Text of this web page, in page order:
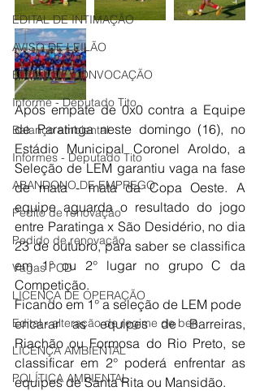
EDITAL DE INTIMAÇÃO
AVISO DE LEILÃO
EDITAL DE CONVOCAÇÃO
Informe - Deputado Tito
Balanço ambiental
Informes - Deputado Tito
ABANDONO DE EMPREGO
Pedito de renovação
Pedido de renovação
Vagas PCD
LICENÇA DE OPERAÇÃO
Edital - alteração de regime de ben
LICENÇA AMBIENTAL
POLÍTICA AMBIENTAL
Após empate de 0x0 contra a Equipe
de Paratinga neste domingo (16), no
Estádio Municipal Coronel Aroldo, a
Seleção de LEM garantiu vaga na fase
de mata - mata da Copa Oeste. A
equipe aguarda o resultado do jogo
entre Paratinga x São Desidério, no dia
23 de outubro, para saber se classifica
em 1° ou 2° lugar no grupo C da
Competição.
Ficando em 1° a seleção de LEM pode
encarar as equipes de Barreiras,
Riachão ou Formosa do Rio Preto, se
classificar em 2° poderá enfrentar as
equipes de Santa Rita ou Mansidão.